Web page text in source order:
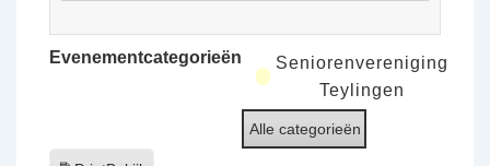
Barbecue
in
Evenementcategorieën
Seniorenvereniging
Teylingen
Alle categorieën